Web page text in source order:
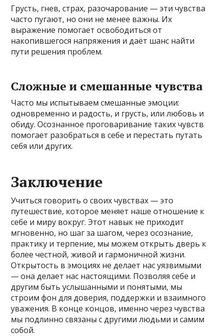
Грусть, гнев, страх, разочарование — эти чувства
часто пугают, но они не менее важны. Их
выражение помогает освободиться от
накопившегося напряжения и даёт шанс найти
пути решения проблем.
Сложные и смешанные чувства
Часто мы испытываем смешанные эмоции:
одновременно и радость, и грусть, или любовь и
обиду. Осознанное проговаривание таких чувств
помогает разобраться в себе и перестать путать
себя или других.
Заключение
Учиться говорить о своих чувствах — это
путешествие, которое меняет наше отношение к
себе и миру вокруг. Этот навык не приходит
мгновенно, но шаг за шагом, через осознание,
практику и терпение, мы можем открыть дверь к
более честной, живой и гармоничной жизни.
Открытость в эмоциях не делает нас уязвимыми
— она делает нас настоящими. Позволяя себе и
другим быть услышанными и понятыми, мы
строим фон для доверия, поддержки и взаимного
уважения. В конце концов, именно через чувства
мы подлинно связаны с другими людьми и самим
собой.